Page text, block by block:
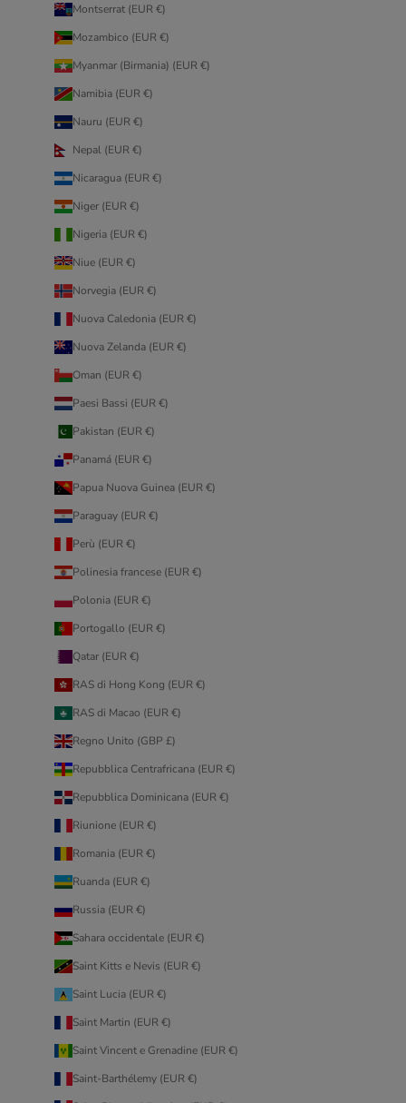
Montserrat (EUR €)
Mozambico (EUR €)
Myanmar (Birmania) (EUR €)
Namibia (EUR €)
Nauru (EUR €)
Nepal (EUR €)
Nicaragua (EUR €)
Niger (EUR €)
Nigeria (EUR €)
Niue (EUR €)
Norvegia (EUR €)
Nuova Caledonia (EUR €)
Nuova Zelanda (EUR €)
Oman (EUR €)
Paesi Bassi (EUR €)
Pakistan (EUR €)
Panamá (EUR €)
Papua Nuova Guinea (EUR €)
Paraguay (EUR €)
Perù (EUR €)
Polinesia francese (EUR €)
Polonia (EUR €)
Portogallo (EUR €)
Qatar (EUR €)
RAS di Hong Kong (EUR €)
RAS di Macao (EUR €)
Regno Unito (GBP £)
Repubblica Centrafricana (EUR €)
Repubblica Dominicana (EUR €)
Riunione (EUR €)
Romania (EUR €)
Ruanda (EUR €)
Russia (EUR €)
Sahara occidentale (EUR €)
Saint Kitts e Nevis (EUR €)
Saint Lucia (EUR €)
Saint Martin (EUR €)
Saint Vincent e Grenadine (EUR €)
Saint-Barthélemy (EUR €)